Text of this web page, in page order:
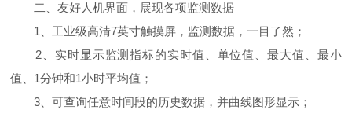
二、友好人机界面，展现各项监测数据
1、工业级高清7英寸触摸屏，监测数据，一目了然；
2、实时显示监测指标的实时值、单位值、最大值、最小
值、1分钟和1小时平均值；
3、可查询任意时间段的历史数据，并曲线图形显示；